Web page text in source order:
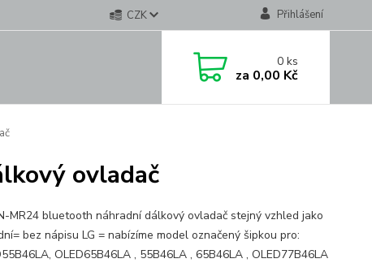
CZK Přihlášení
0ks
za 0,00 Kč
ovladač
MR24 bluetooth náhradní dálkový ovladač stejný vzhled jako
bez nápisu LG = nabízíme model označený šipkou pro:
OLED65B46LA , 55B46LA , 65B46LA , OLED77B46LA